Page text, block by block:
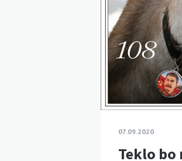
07.09.2020
Teklo bo